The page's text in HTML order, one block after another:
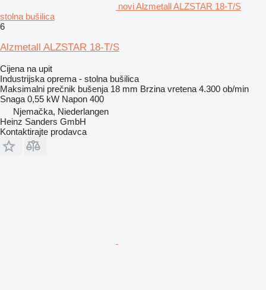
novi Alzmetall ALZSTAR 18-T/S
stolna bušilica
6
Alzmetall ALZSTAR 18-T/S
Cijena na upit
Industrijska oprema - stolna bušilica
Maksimalni prečnik bušenja 18 mm Brzina vretena 4.300 ob/min
Snaga 0,55 kW Napon 400
Njemačka, Niederlangen
Heinz Sanders GmbH
Kontaktirajte prodavca